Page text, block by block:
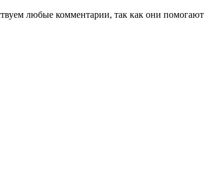
любые комментарии, так как они помогают